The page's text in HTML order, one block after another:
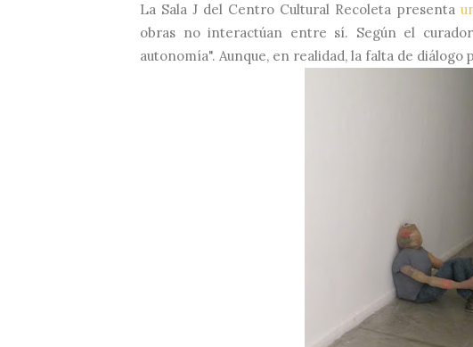
La Sala J del Centro Cultural Recoleta presenta
obras no interactúan entre sí. Según el
autonomía". Aunque, en realidad, la falta de